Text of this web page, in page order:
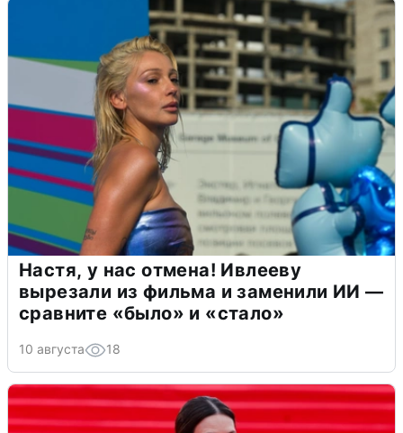
Настя, у нас отмена! Ивлееву
вырезали из фильма и заменили ИИ —
сравните «было» и «стало»
10 августа 18